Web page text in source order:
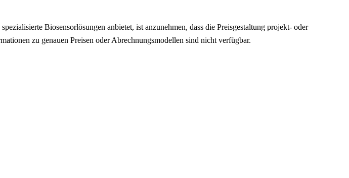
Biosensorlösungen anbietet, ist anzunehmen, dass die Preisgestaltung projekt- oder
zu genauen Preisen oder Abrechnungsmodellen sind nicht verfügbar.